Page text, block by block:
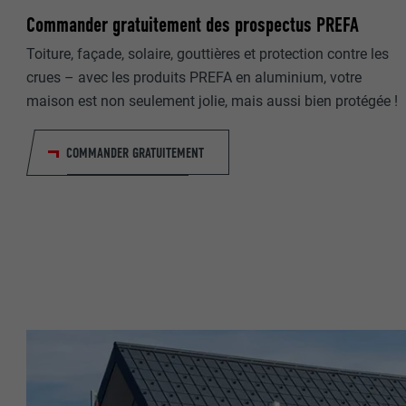
Commander gratuitement des prospectus PREFA
Toiture, façade, solaire, gouttières et protection contre les
crues – avec les produits PREFA en aluminium, votre
maison est non seulement jolie, mais aussi bien protégée !
COMMANDER GRATUITEMENT
EXPIRATION
UTILITÉ
NOM
UTILITÉ